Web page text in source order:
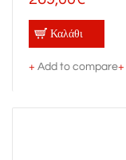
Καλάθι
+ Add to compare+